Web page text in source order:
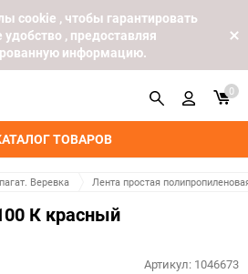
cookie , чтобы гарантировать
, предоставляя
информацию.
ТОВАРОВ
0
Веревка Лента простая
К красный
Артикул: 1046673